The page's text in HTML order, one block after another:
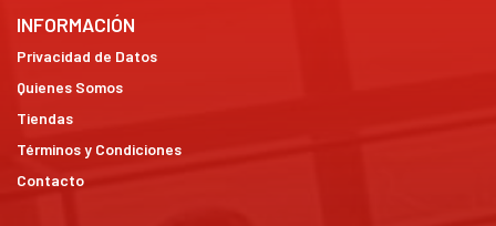
INFORMACIÓN
Privacidad de Datos
Quienes Somos
Tiendas
Términos y Condiciones
Contacto